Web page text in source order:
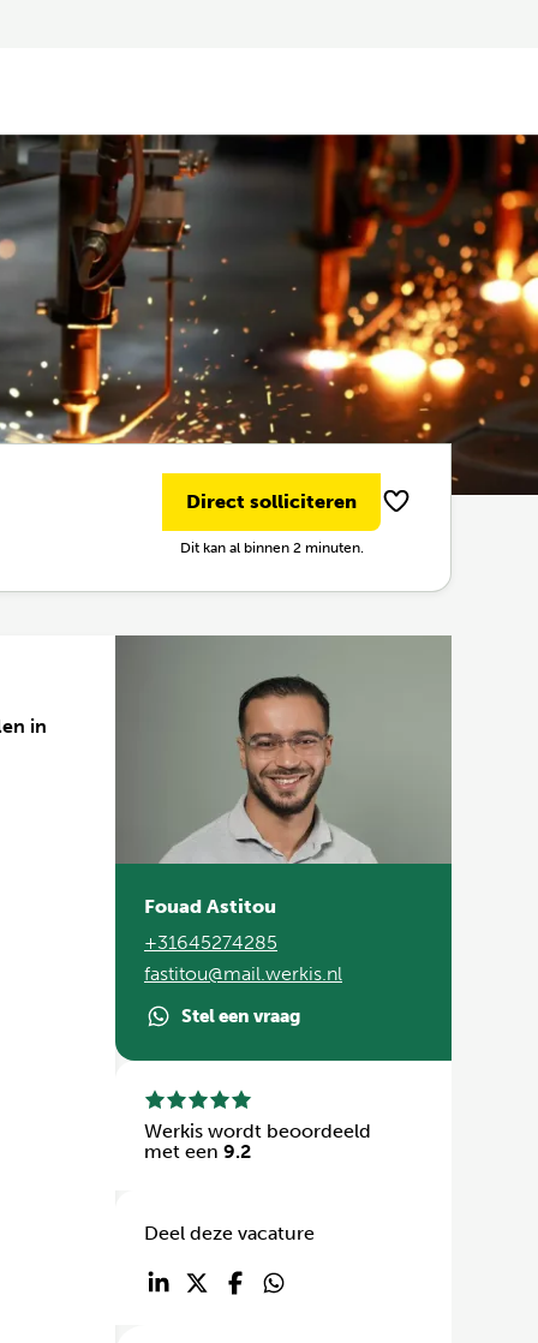
Direct solliciteren
Dit kan al binnen 2 minuten.
in
Fouad Astitou
+31645274285
fastitou@mail.werkis.nl
Stel een vraag
Werkis wordt beoordeeld
met een 9.2
Deel deze vacature